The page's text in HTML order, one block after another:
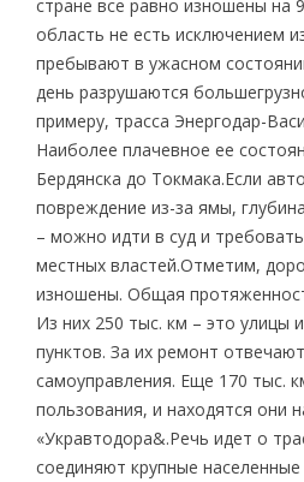
стране все равно изношены на
область не есть исключением
пребывают в ужасном
день разрушаются
примеру, трасса Энергодар-
Наиболее плачевное ее
Бердянска до Токмака.Если
повреждение из-за ямы,
– можно идти в суд и
местных властей.Отметим,
изношены. Общая
Из них 250 тыс. км – это улицы
пунктов. За их ремонт
самоуправления. Еще 170 тыс.
пользования, и находятся они
«Укравтодора&.Речь идет о
соединяют крупные